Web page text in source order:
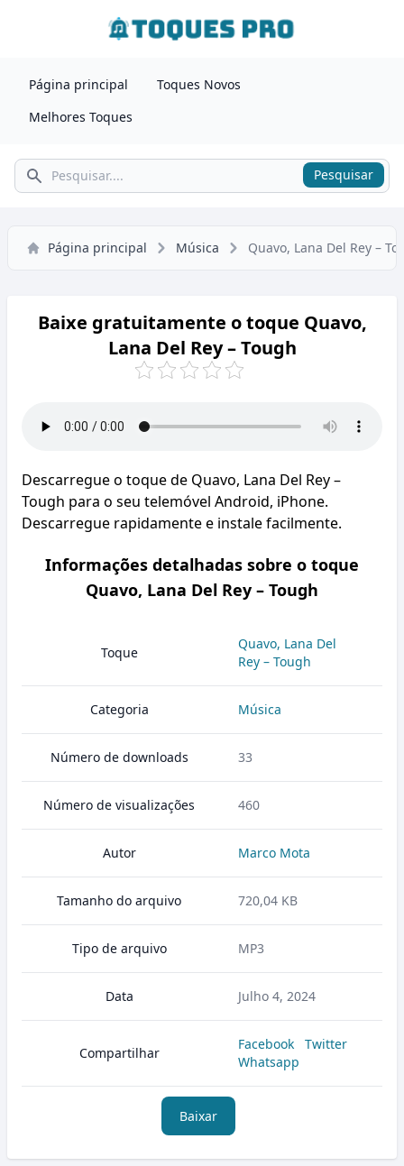
Página principal
Toques Novos
Melhores Toques
Pesquisar Pesquisar
Página principal Música Quavo, Lana Del Rey –
Baixe gratuitamente o toque Quavo,
Lana Del Rey – Tough
Descarregue o toque de Quavo, Lana Del Rey –
Tough para o seu telemóvel Android, iPhone.
Descarregue rapidamente e instale facilmente.
Informações detalhadas sobre o toque
Quavo, Lana Del Rey – Tough
Toque
Quavo, Lana Del
Rey – Tough
Categoria Música
Número de downloads 33
Número de visualizações 460
Autor Marco Mota
Tamanho do arquivo 720,04 KB
Tipo de arquivo MP3
Data Julho 4, 2024
Compartilhar
Facebook
Twitter
Whatsapp
Baixar